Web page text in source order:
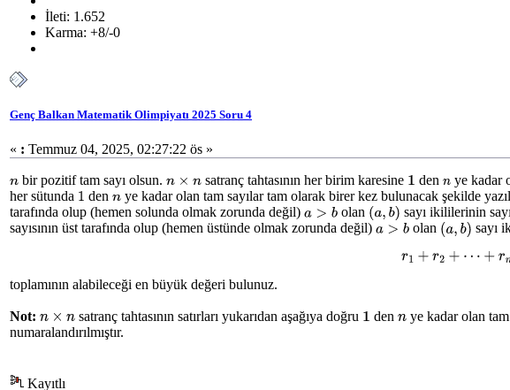
İleti: 1.652
Karma: +8/-0
Genç Balkan Matematik Olimpiyatı 2025 Soru 4
« : Temmuz 04, 2025, 02:27:22 ös »
nbir pozitif tam sayı olsun. n×n satranç tahtasının her birim karesine 1 den n ye kadar
her sütunda 1 denn ye kadar olan tam sayılar tam olarak birer kez bulunacak şekilde
tarafında olup (hemen solunda olmak zorunda değil) a>b olan (a,b) sayı ikililerinin
sayısının üst tarafında olup (hemen üstünde olmak zorunda değil) a>b olan (a,b) sayı
r 1+ r2 + ⋯ +r
toplamının alabileceği en büyük değeri bulunuz.
Not: n×n satranç tahtasının satırları yukarıdan aşağıya doğru 1 den nye kadar olan tam
numaralandırılmıştır.
Kayıtlı